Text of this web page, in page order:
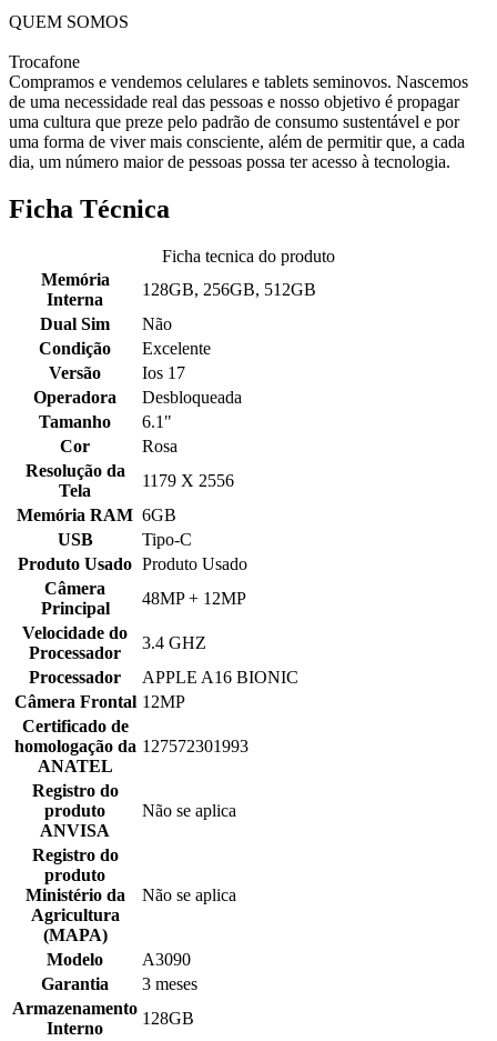
QUEM SOMOS
Trocafone
Compramos e vendemos celulares e tablets seminovos. Nascemos
de uma necessidade real das pessoas e nosso objetivo é propagar
uma cultura que preze pelo padrão de consumo sustentável e por
uma forma de viver mais consciente, além de permitir que, a cada
dia, um número maior de pessoas possa ter acesso à tecnologia.
Ficha Técnica
Ficha tecnica do produto
Memória
Interna
128GB, 256GB, 512GB
Dual Sim
Não
Condição
Excelente
Versão
Ios 17
Operadora
Desbloqueada
Tamanho
6.1"
Cor
Rosa
Resolução da
Tela
1179 X 2556
Memória RAM 6GB
USB
Tipo-C
Produto Usado Produto Usado
Câmera
Principal
48MP + 12MP
Velocidade do
Processador
3.4 GHZ
Processador
APPLE A16 BIONIC
Câmera Frontal 12MP
Certificado de
homologação da
ANATEL
127572301993
Registro do
produto
ANVISA
Não se aplica
Registro do
produto
Ministério da
Agricultura
(MAPA)
Não se aplica
Modelo
A3090
Garantia
3 meses
Armazenamento
Interno
128GB